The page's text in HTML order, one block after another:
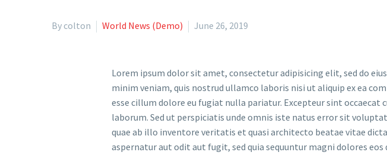
By colton World News (Demo) June 26, 2019
Lorem ipsum dolor sit amet, consectetur adipisicing elit, sed do
minim veniam, quis nostrud ullamco laboris nisi ut aliquip ex ea
esse cillum dolore eu fugiat nulla pariatur. Excepteur sint
laborum. Sed ut perspiciatis unde omnis iste natus error sit
quae ab illo inventore veritatis et quasi architecto beatae vitae
aspernatur aut odit aut fugit, sed quia sequuntur magni dolores